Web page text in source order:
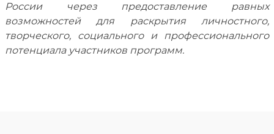
России через предоставление равных
возможностей для раскрытия личностного,
творческого, социального и профессионального
потенциала участников программ.